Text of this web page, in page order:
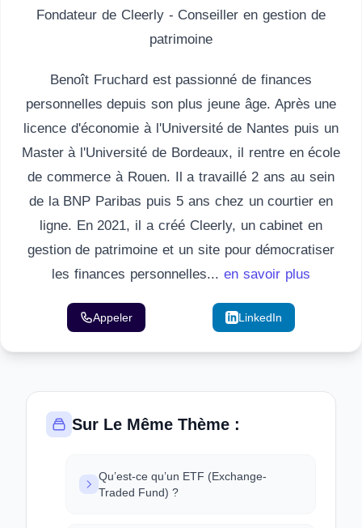
Fondateur de Cleerly - Conseiller en gestion de
patrimoine
Benoît Fruchard est passionné de finances
personnelles depuis son plus jeune âge. Après une
licence d'économie à l'Université de Nantes puis un
Master à l'Université de Bordeaux, il rentre en école
de commerce à Rouen. Il a travaillé 2 ans au sein
de la BNP Paribas puis 5 ans chez un courtier en
ligne. En 2021, il a créé Cleerly, un cabinet en
gestion de patrimoine et un site pour démocratiser
les finances personnelles... en savoir plus
Appeler LinkedIn
Sur Le Même Thème :
Qu’est-ce qu’un ETF (Exchange-
Traded Fund) ?